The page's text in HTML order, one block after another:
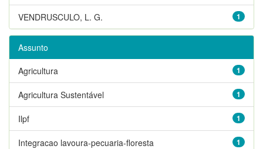
1
VENDRUSCULO, L. G.
Assunto
1
Agricultura
1
Agricultura Sustentável
1
Ilpf
1
Integracao lavoura-pecuaria-floresta